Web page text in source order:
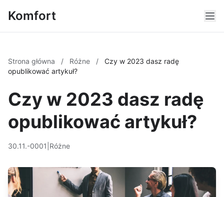
Komfort
Strona główna / Różne /
Czy w 2023 dasz radę
opublikować artykuł?
Czy w 2023 dasz radę
opublikować artykuł?
30.11.-0001 Różne